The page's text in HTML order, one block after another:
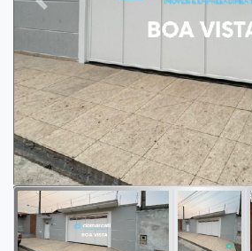
Previous